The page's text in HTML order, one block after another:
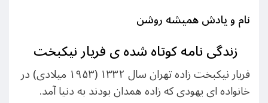
نام و یادش همیشه روشن
زندگی نامه کوتاه شده ی فریار نیکبخت
فریار نیکبخت زاده تهران سال ۱۳۳۲ (۱۹۵۳ میلادی) در
خانواده ای یهودی که زاده همدان بودند به دنیا آمد.